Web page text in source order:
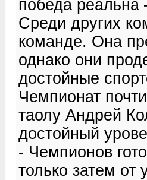
победа
Среди других
команде. Она
однако они
достойные
Чемпионат
таолу Андрей
достойный
- Чемпионов
только затем от